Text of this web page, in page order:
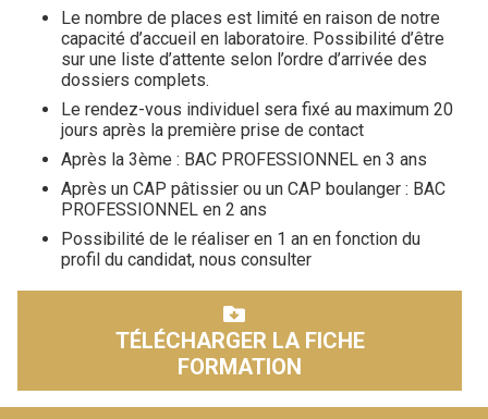
Le nombre de places est limité en raison de notre
capacité d’accueil en laboratoire. Possibilité d’être
sur une liste d’attente selon l’ordre d’arrivée des
dossiers complets.
Le rendez-vous individuel sera fixé au maximum 20
jours après la première prise de contact
Après la 3ème : BAC PROFESSIONNEL en 3 ans
Après un CAP pâtissier ou un CAP boulanger : BAC
PROFESSIONNEL en 2 ans
Possibilité de le réaliser en 1 an en fonction du
profil du candidat, nous consulter
TÉLÉCHARGER LA FICHE
FORMATION